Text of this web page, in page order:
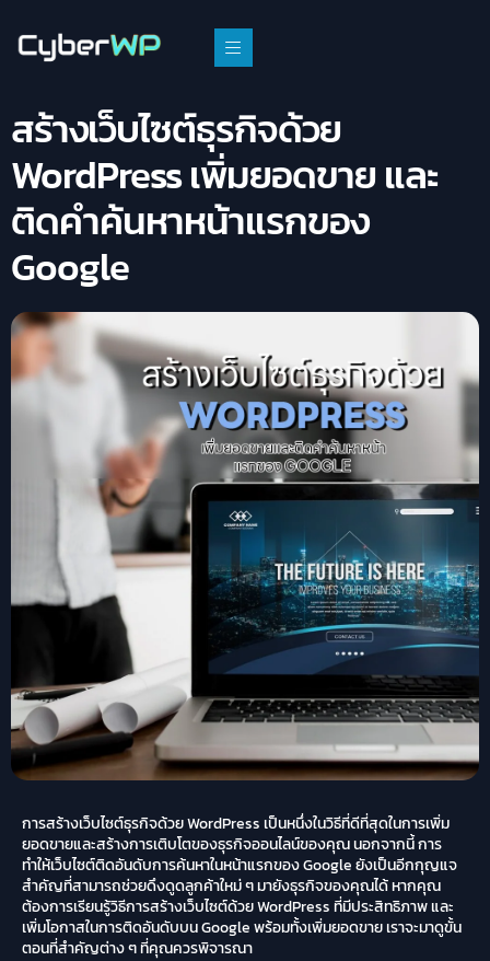
สร้างเว็บไซต์ธุรกิจด้วย
WordPress เพิ่มยอดขาย และ
ติดคำค้นหาหน้าแรกของ
Google
การสร้างเว็บไซต์ธุรกิจด้วย WordPress เป็นหนึ่งในวิธีที่ดีที่สุดในการเพิ่ม
ยอดขายและสร้างการเติบโตของธุรกิจออนไลน์ของคุณ นอกจากนี้ การ
ทำให้เว็บไซต์ติดอันดับการค้นหาในหน้าแรกของ Google ยังเป็นอีกกุญแจ
สำคัญที่สามารถช่วยดึงดูดลูกค้าใหม่ ๆ มายังธุรกิจของคุณได้ หากคุณ
ต้องการเรียนรู้วิธีการสร้างเว็บไซต์ด้วย WordPress ที่มีประสิทธิภาพ และ
เพิ่มโอกาสในการติดอันดับบน Google พร้อมทั้งเพิ่มยอดขาย เราจะมาดูขั้น
ตอนที่สำคัญต่าง ๆ ที่คุณควรพิจารณา